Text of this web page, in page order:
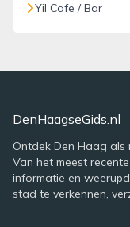
Yil Cafe / Bar
DenHaagseGids.nl
Ontdek Den Haag als
Van het meest
informatie en
stad te verkennen,